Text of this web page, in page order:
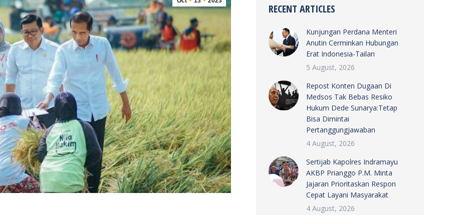
RECENT ARTICLES
Kunjungan Perdana Menteri
Anutin Cerminkan Hubungan
Erat Indonesia-Tailan
5 August, 2026
Repost Konten Dugaan Di
Medsos Tak Bebas Resiko
Hukum Dede Sunarya:Tetap
Bisa Dimintai
Pertanggungjawaban
4 August, 2026
Sertijab Kapolres Indramayu
AKBP Prianggo P.M. Minta
Jajaran Prioritaskan Respon
Cepat Layani Masyarakat
4 August, 2026